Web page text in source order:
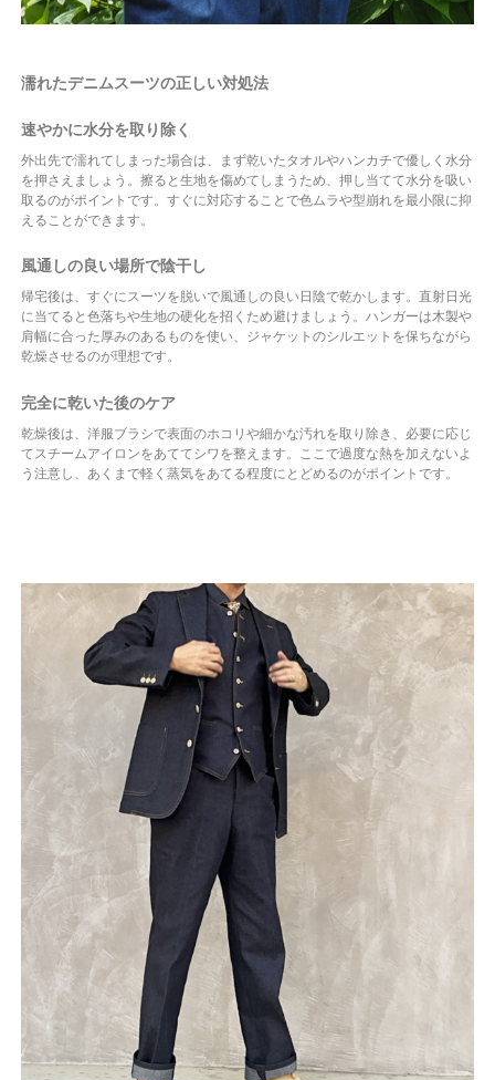
濡れたデニムスーツの正しい対処法
速やかに水分を取り除く
外出先で濡れてしまった場合は、まず乾いたタオルやハンカチで優しく水分
を押さえましょう。擦ると生地を傷めてしまうため、押し当てて水分を吸い
取るのがポイントです。すぐに対応することで色ムラや型崩れを最小限に抑
えることができます。
風通しの良い場所で陰干し
帰宅後は、すぐにスーツを脱いで風通しの良い日陰で乾かします。直射日光
に当てると色落ちや生地の硬化を招くため避けましょう。ハンガーは木製や
肩幅に合った厚みのあるものを使い、ジャケットのシルエットを保ちながら
乾燥させるのが理想です。
完全に乾いた後のケア
乾燥後は、洋服ブラシで表面のホコリや細かな汚れを取り除き、必要に応じ
てスチームアイロンをあててシワを整えます。ここで過度な熱を加えないよ
う注意し、あくまで軽く蒸気をあてる程度にとどめるのがポイントです。